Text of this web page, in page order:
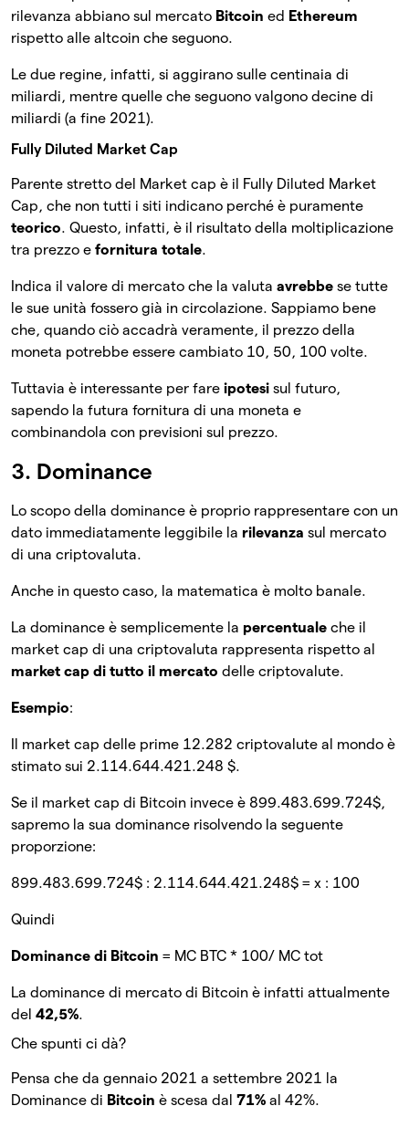
rilevanza abbiano sul mercato Bitcoin ed Ethereum
rispetto alle altcoin che seguono.
Le due regine, infatti, si aggirano sulle centinaia di
miliardi, mentre quelle che seguono valgono decine di
miliardi (a fine 2021).
Fully Diluted Market Cap
Parente stretto del Market cap è il Fully Diluted Market
Cap, che non tutti i siti indicano perché è puramente
teorico. Questo, infatti, è il risultato della moltiplicazione
tra prezzo e fornitura totale.
Indica il valore di mercato che la valuta avrebbe se tutte
le sue unità fossero già in circolazione. Sappiamo bene
che, quando ciò accadrà veramente, il prezzo della
moneta potrebbe essere cambiato 10, 50, 100 volte.
Tuttavia è interessante per fare ipotesi sul futuro,
sapendo la futura fornitura di una moneta e
combinandola con previsioni sul prezzo.
3. Dominance
Lo scopo della dominance è proprio rappresentare con un
dato immediatamente leggibile la rilevanza sul mercato
di una criptovaluta.
Anche in questo caso, la matematica è molto banale.
La dominance è semplicemente la percentuale che il
market cap di una criptovaluta rappresenta rispetto al
market cap di tutto il mercato delle criptovalute.
Esempio:
Il market cap delle prime 12.282 criptovalute al mondo è
stimato sui 2.114.644.421.248 $.
Se il market cap di Bitcoin invece è 899.483.699.724$,
sapremo la sua dominance risolvendo la seguente
proporzione:
899.483.699.724$ : 2.114.644.421.248$ = x : 100
Quindi
Dominance di Bitcoin = MC BTC * 100/ MC tot
La dominance di mercato di Bitcoin è infatti attualmente
del 42,5%.
Che spunti ci dà?
Pensa che da gennaio 2021 a settembre 2021 la
Dominance di Bitcoin è scesa dal 71% al 42%.